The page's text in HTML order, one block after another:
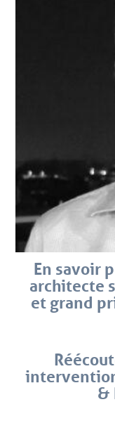
En savoir
architecte
et grand
&